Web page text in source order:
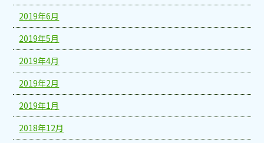
2019年6月
2019年5月
2019年4月
2019年2月
2019年1月
2018年12月